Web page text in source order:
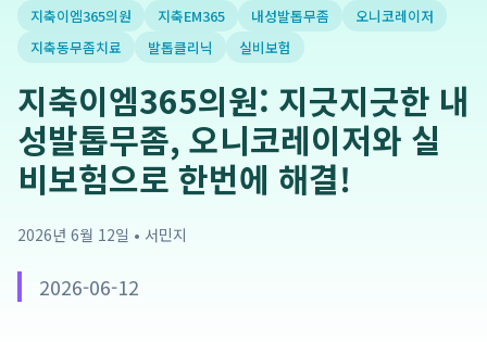
지축이엠365의원 지축EM365 내성발톱무좀
오니코레이저
지축동무좀치료
발톱클리닉 실비보험
지축이엠365의원: 지긋지긋한 내
성발톱무좀, 오니코레이저와 실
비보험으로 한번에 해결!
2026년 6월 12일 • 서민지
2026-06-12